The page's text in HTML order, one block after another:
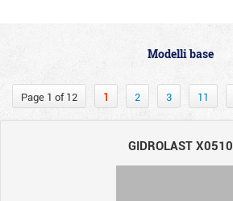
Modelli base
Page 1 of 12 1 2 3 11
GIDROLAST X0510